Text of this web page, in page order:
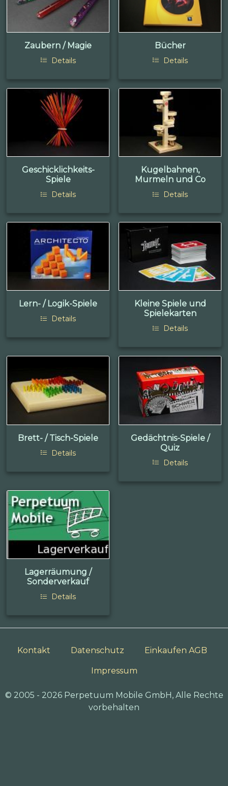
Zaubern / Magie
Details
Bücher
Details
Geschicklichkeits-
Spiele
Details
Kugelbahnen,
Murmeln und Co
Details
Lern- / Logik-Spiele
Details
Kleine Spiele und
Spielekarten
Details
Brett- / Tisch-Spiele
Details
Gedächtnis-Spiele /
Quiz
Details
Lagerräumung /
Sonderverkauf
Details
Kontakt Datenschutz Einkaufen AGB
Impressum
© 2005 - 2026 Perpetuum Mobile GmbH, Alle Rechte
vorbehalten